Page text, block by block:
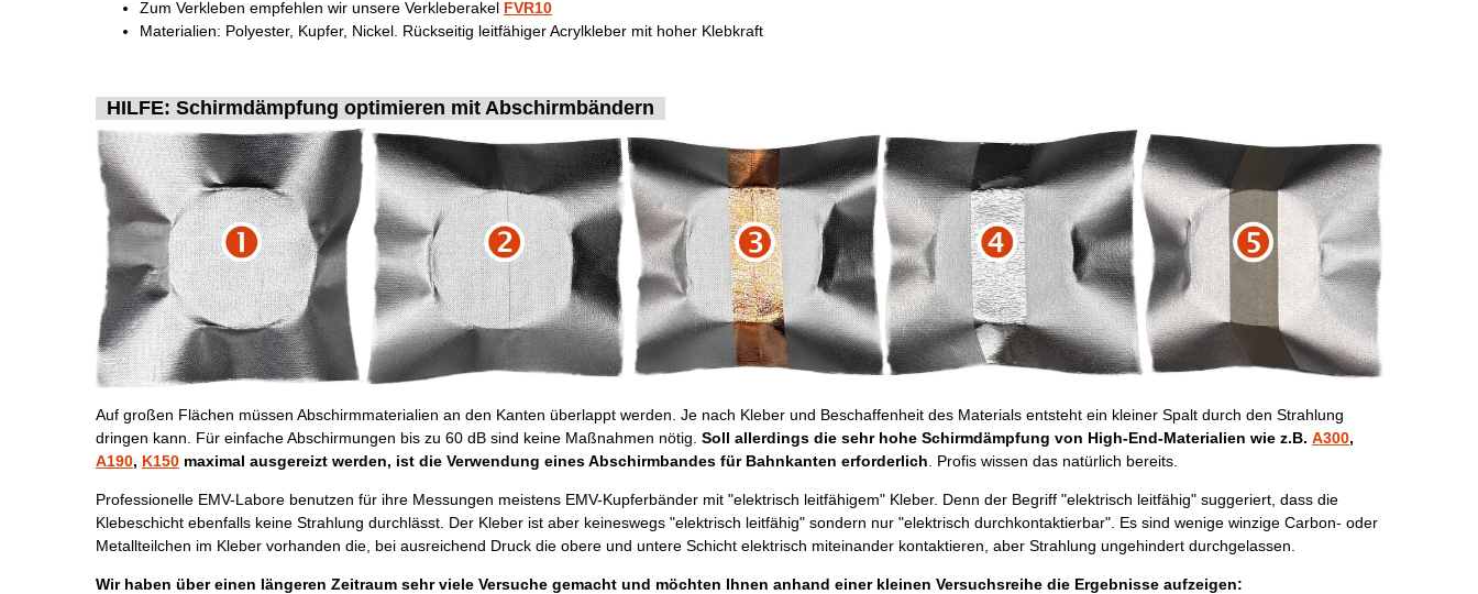
Zum Verkleben empfehlen wir unsere Verkleberakel FVR10
Materialien: Polyester, Kupfer, Nickel. Rückseitig leitfähiger Acrylkleber mit hoher Klebkraft
HILFE: Schirmdämpfung optimieren mit Abschirmbändern
Auf großen Flächen müssen Abschirmmaterialien an den Kanten überlappt werden. Je nach Kleber und Beschaffenheit des Materials entsteht ein kleiner Spalt durch den Strahlung
dringen kann. Für einfache Abschirmungen bis zu 60 dB sind keine Maßnahmen nötig. Soll allerdings die sehr hohe Schirmdämpfung von High-End-Materialien wie z.B. A300,
A190, K150 maximal ausgereizt werden, ist die Verwendung eines Abschirmbandes für Bahnkanten erforderlich . Profis wissen das natürlich bereits.
Professionelle EMV-Labore benutzen für ihre Messungen meistens EMV-Kupferbänder mit "elektrisch leitfähigem" Kleber. Denn der Begriff "elektrisch leitfähig" suggeriert, dass die
Klebeschicht ebenfalls keine Strahlung durchlässt. Der Kleber ist aber keineswegs "elektrisch leitfähig" sondern nur "elektrisch durchkontaktierbar". Es sind wenige winzige Carbon- oder
Metallteilchen im Kleber vorhanden die, bei ausreichend Druck die obere und untere Schicht elektrisch miteinander kontaktieren, aber Strahlung ungehindert durchgelassen.
Wir haben über einen längeren Zeitraum sehr viele Versuche gemacht und möchten Ihnen anhand einer kleinen Versuchsreihe die Ergebnisse aufzeigen: